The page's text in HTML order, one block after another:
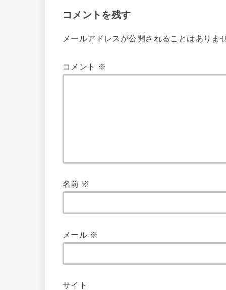
コメントを残す
メールアドレスが公開されることはありま
コメント ※
名前 ※
メール ※
サイト